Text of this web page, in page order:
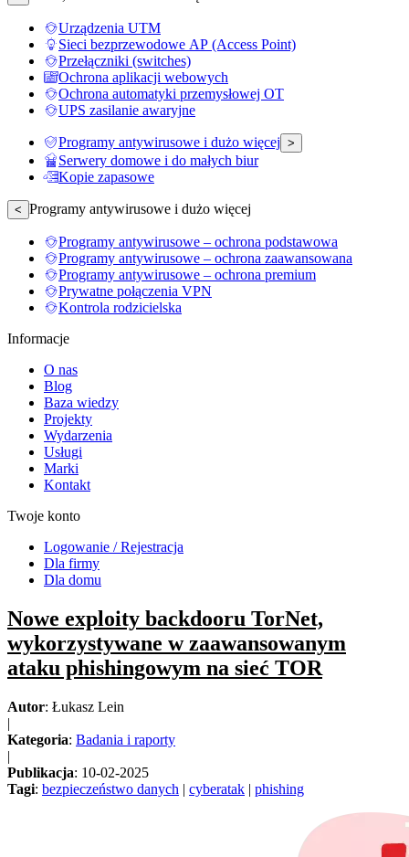
Urządzenia UTM
Sieci bezprzewodowe AP (Access Point)
Przełączniki (switches)
Ochrona aplikacji webowych
Ochrona automatyki przemysłowej OT
UPS zasilanie awaryjne
Programy antywirusowe i dużo więcej >
Serwery domowe i do małych biur
Kopie zapasowe
< Programy antywirusowe i dużo więcej
Programy antywirusowe – ochrona podstawowa
Programy antywirusowe – ochrona zaawansowana
Programy antywirusowe – ochrona premium
Prywatne połączenia VPN
Kontrola rodzicielska
Informacje
O nas
Blog
Baza wiedzy
Projekty
Wydarzenia
Usługi
Marki
Kontakt
Twoje konto
Logowanie / Rejestracja
Dla firmy
Dla domu
Nowe exploity backdooru TorNet,
wykorzystywane w zaawansowanym
ataku phishingowym na sieć TOR
Autor: Łukasz Lein
|
Kategoria: Badania i raporty
|
Publikacja: 10-02-2025
Tagi: bezpieczeństwo danych | cyberatak | phishing